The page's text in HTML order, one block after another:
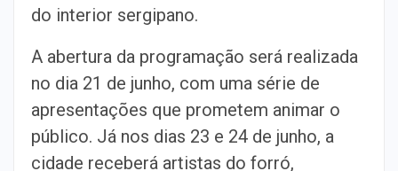
do interior sergipano.
A abertura da programação será realizada
no dia 21 de junho, com uma série de
apresentações que prometem animar o
público. Já nos dias 23 e 24 de junho, a
cidade receberá artistas do forró,